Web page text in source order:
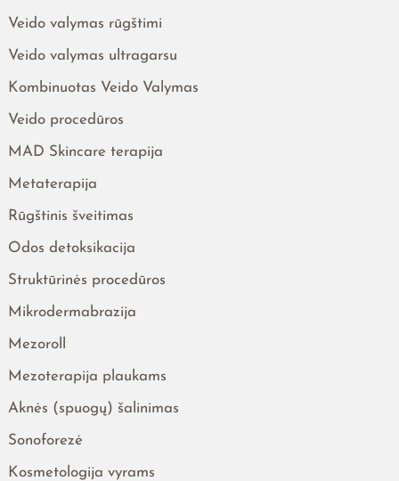
Veido valymas rūgštimi
Veido valymas ultragarsu
Kombinuotas Veido Valymas
Veido procedūros
MAD Skincare terapija
Metaterapija
Rūgštinis šveitimas
Odos detoksikacija
Struktūrinės procedūros
Mikrodermabrazija
Mezoroll
Mezoterapija plaukams
Aknės (spuogų) šalinimas
Sonoforezė
Kosmetologija vyrams